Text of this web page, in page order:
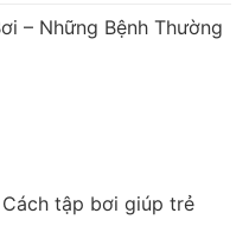
– Những Bệnh Thường
Cách tập bơi giúp trẻ